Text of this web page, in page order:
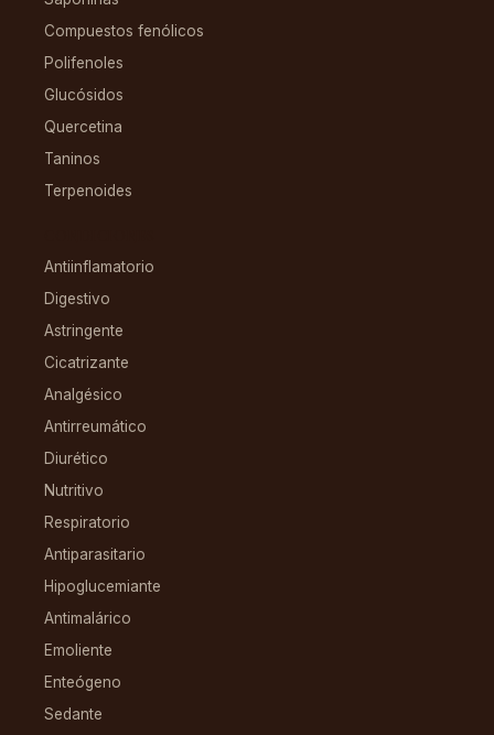
Compuestos fenólicos
Polifenoles
Glucósidos
Quercetina
Taninos
Terpenoides
Antiinflamatorio
Digestivo
Astringente
Cicatrizante
Analgésico
Antirreumático
Diurético
Nutritivo
Respiratorio
Antiparasitario
Hipoglucemiante
Antimalárico
Emoliente
Enteógeno
Sedante